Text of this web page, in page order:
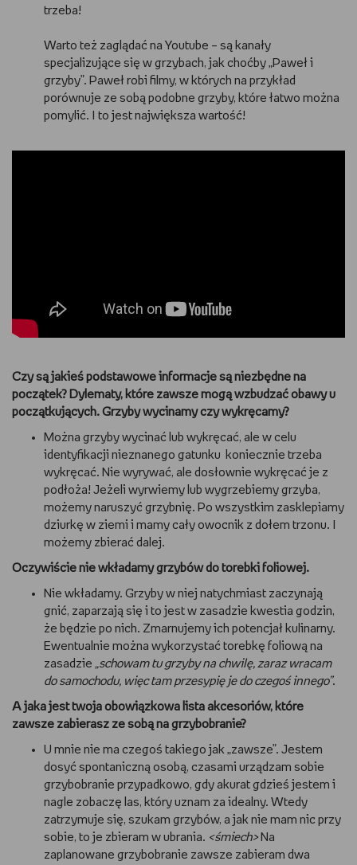
trzeba!
Warto też zaglądać na Youtube – są kanały
specjalizujące się w grzybach, jak choćby „Paweł i
grzyby”. Paweł robi filmy, w których na przykład
porównuje ze sobą podobne grzyby, które łatwo można
pomylić. I to jest największa wartość!
Czy są jakieś podstawowe informacje są niezbędne na
początek? Dylematy, które zawsze mogą wzbudzać obawy u
początkujących. Grzyby wycinamy czy wykręcamy?
Można grzyby wycinać lub wykręcać, ale w celu
identyfikacji nieznanego gatunku koniecznie trzeba
wykręcać. Nie wyrywać, ale dosłownie wykręcać je z
podłoża! Jeżeli wyrwiemy lub wygrzebiemy grzyba,
możemy naruszyć grzybnię. Po wszystkim zasklepiamy
dziurkę w ziemi i mamy cały owocnik z dołem trzonu. I
możemy zbierać dalej.
Oczywiście nie wkładamy grzybów do torebki foliowej.
Nie wkładamy. Grzyby w niej natychmiast zaczynają
gnić, zaparzają się i to jest w zasadzie kwestia godzin,
że będzie po nich. Zmarnujemy ich potencjał kulinarny.
Ewentualnie można wykorzystać torebkę foliową na
zasadzie „schowam tu grzyby na chwilę, zaraz wracam
do samochodu, więc tam przesypię je do czegoś innego”.
A jaka jest twoja obowiązkowa lista akcesoriów, które
zawsze zabierasz ze sobą na grzybobranie?
U mnie nie ma czegoś takiego jak „zawsze”. Jestem
dosyć spontaniczną osobą, czasami urządzam sobie
grzybobranie przypadkowo, gdy akurat gdzieś jestem i
nagle zobaczę las, który uznam za idealny. Wtedy
zatrzymuje się, szukam grzybów, a jak nie mam nic przy
sobie, to je zbieram w ubrania. <śmiech> Na
zaplanowane grzybobranie zawsze zabieram dwa